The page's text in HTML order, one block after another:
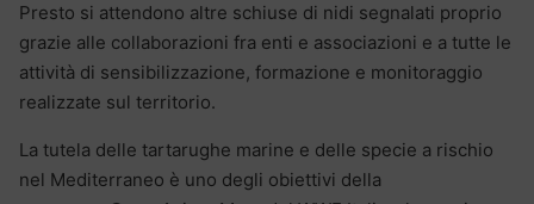
Presto si attendono altre schiuse di nidi segnalati proprio
grazie alle collaborazioni fra enti e associazioni e a tutte le
attività di sensibilizzazione, formazione e monitoraggio
realizzate sul territorio.
La tutela delle tartarughe marine e delle specie a rischio
nel Mediterraneo è uno degli obiettivi della